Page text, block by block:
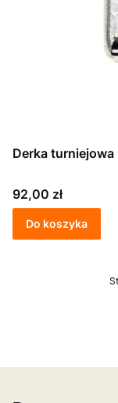
Derka turniejowa
Cena
92,00 zł
Do koszyka